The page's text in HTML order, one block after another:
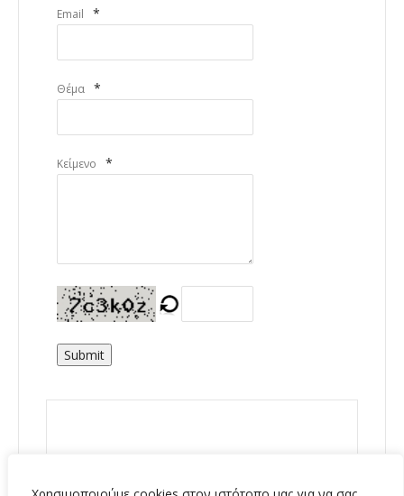
Email *
Θέμα *
Κείμενο *
Submit